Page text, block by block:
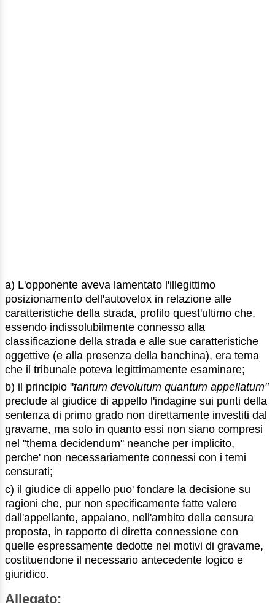
a) L'opponente aveva lamentato l'illegittimo
posizionamento dell'autovelox in relazione alle
caratteristiche della strada, profilo quest'ultimo che,
essendo indissolubilmente connesso alla
classificazione della strada e alle sue caratteristiche
oggettive (e alla presenza della banchina), era tema
che il tribunale poteva legittimamente esaminare;
b) il principio "tantum devolutum quantum appellatum"
preclude al giudice di appello l'indagine sui punti della
sentenza di primo grado non direttamente investiti dal
gravame, ma solo in quanto essi non siano compresi
nel "thema decidendum" neanche per implicito,
perche' non necessariamente connessi con i temi
censurati;
c) il giudice di appello puo' fondare la decisione su
ragioni che, pur non specificamente fatte valere
dall'appellante, appaiano, nell'ambito della censura
proposta, in rapporto di diretta connessione con
quelle espressamente dedotte nei motivi di gravame,
costituendone il necessario antecedente logico e
giuridico.
Allegato: